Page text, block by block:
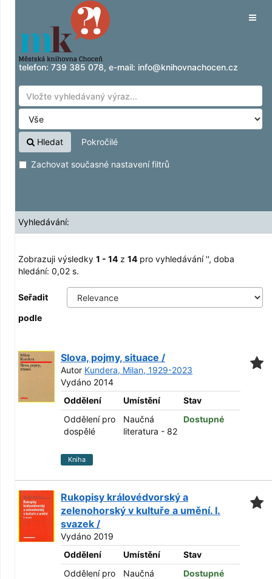
Zobrazuji výsledky1 - 14
Přeskočit na obsah
telefon: 739 385 078, e-mail: info@knihovnachocen.cz
Hledat Pokročilé
Zachovat současné nastavení filtrů
Vyhledávání:
Zobrazuji výsledky 1 - 14 z 14 pro vyhledávání '', doba
hledání: 0,02 s.
Seřadit
podle
Slova, pojmy, situace /
Autor Kundera, Milan, 1929-2023
Vydáno 2014
Oddělení
Umístění
Stav
Oddělení pro
dospělé
Naučná
literatura - 82
Dostupné
Kniha
Rukopisy královédvorský a
zelenohorský v kultuře a umění. I.
svazek /
Vydáno 2019
Oddělení
Umístění
Stav
Oddělení pro
Naučná
Dostupné